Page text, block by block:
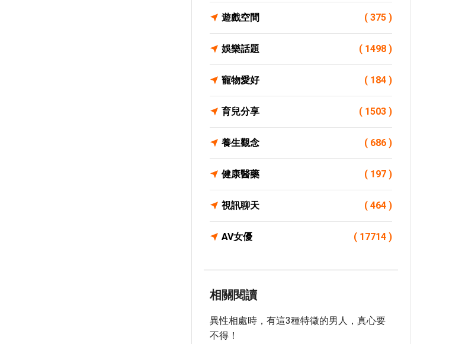
遊戲空間 ( 375 )
娛樂話題 ( 1498 )
寵物愛好 ( 184 )
育兒分享 ( 1503 )
養生觀念 ( 686 )
健康醫藥 ( 197 )
視訊聊天 ( 464 )
AV女優 ( 17714 )
相關閱讀
異性相處時，有這3種特徵的男人，真心要
不得！